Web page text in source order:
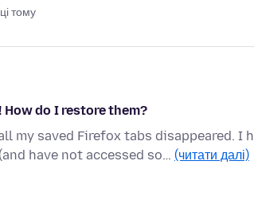
тому
do I restore them?
my saved Firefox tabs disappeared. I
have not accessed so… (читати далі)